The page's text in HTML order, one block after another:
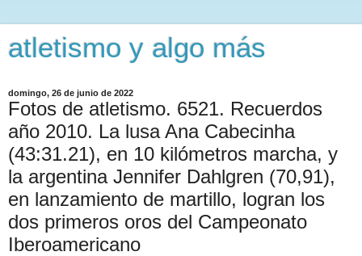
atletismo y algo más
domingo, 26 de junio de 2022
Fotos de atletismo. 6521. Recuerdos
año 2010. La lusa Ana Cabecinha
(43:31.21), en 10 kilómetros marcha, y
la argentina Jennifer Dahlgren (70,91),
en lanzamiento de martillo, logran los
dos primeros oros del Campeonato
Iberoamericano